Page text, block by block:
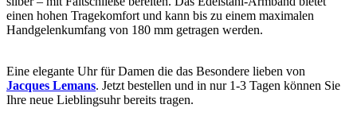
einen hohen Tragekomfort und kann bis zu einem maximalen
Handgelenkumfang von 180 mm getragen werden.
Eine elegante Uhr für Damen die das Besondere lieben von
Jacques Lemans. Jetzt bestellen und in nur 1-3 Tagen können Sie
Ihre neue Lieblingsuhr bereits tragen.